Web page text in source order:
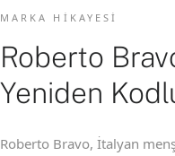
MARKA HIKAYESI
Roberto
Yeniden
Roberto Bravo, İtalyan